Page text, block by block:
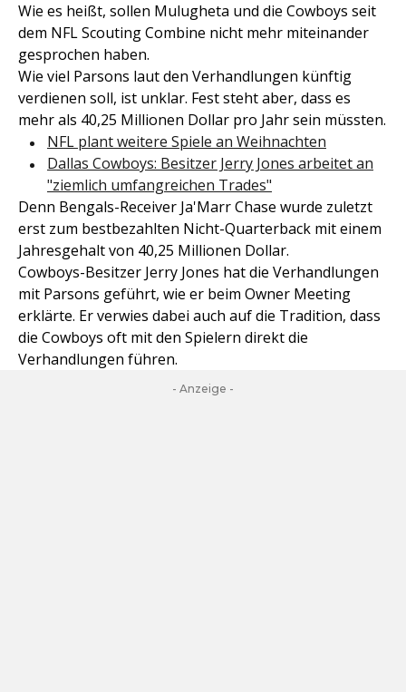
Wie es heißt, sollen Mulugheta und die Cowboys seit
dem NFL Scouting Combine nicht mehr miteinander
gesprochen haben.
Wie viel Parsons laut den Verhandlungen künftig
verdienen soll, ist unklar. Fest steht aber, dass es
mehr als 40,25 Millionen Dollar pro Jahr sein müssten.
NFL plant weitere Spiele an Weihnachten
Dallas Cowboys: Besitzer Jerry Jones arbeitet an
"ziemlich umfangreichen Trades"
Denn Bengals-Receiver Ja'Marr Chase wurde zuletzt
erst zum bestbezahlten Nicht-Quarterback mit einem
Jahresgehalt von 40,25 Millionen Dollar.
Cowboys-Besitzer Jerry Jones hat die Verhandlungen
mit Parsons geführt, wie er beim Owner Meeting
erklärte. Er verwies dabei auch auf die Tradition, dass
die Cowboys oft mit den Spielern direkt die
Verhandlungen führen.
- Anzeige -